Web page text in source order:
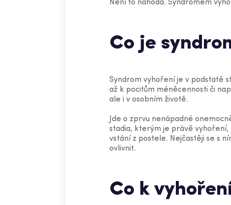
Není to náhoda. Syndromem
Co je
Syndrom vyhoření je v podstatě
až k pocitům méněcennosti či
ale i v osobním životě.
Jde o zprvu nenápadné
stadia, kterým je právě
vstání z postele. Nejčastěji se s
ovlivnit.
Co k